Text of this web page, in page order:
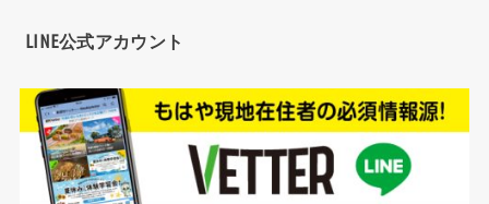
LINE公式アカウント